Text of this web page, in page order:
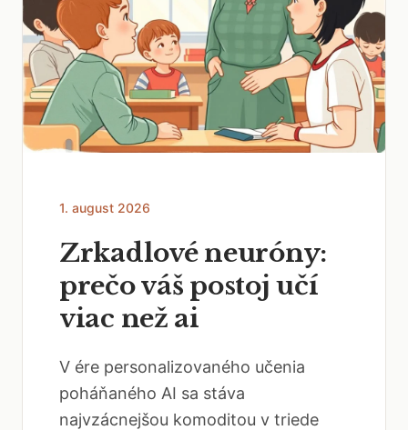
1. august 2026
Zrkadlové neuróny:
prečo váš postoj učí
viac než ai
V ére personalizovaného učenia
poháňaného AI sa stáva
najvzácnejšou komoditou v triede